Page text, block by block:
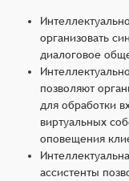
организовать
диалоговое
позволяют
для обработки
виртуальных
оповещения
ассистенты